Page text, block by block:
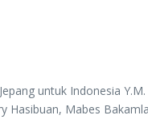
untuk Indonesia
Mabes